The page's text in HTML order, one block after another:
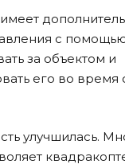
с
за объектом и
его во время
улучшилась.